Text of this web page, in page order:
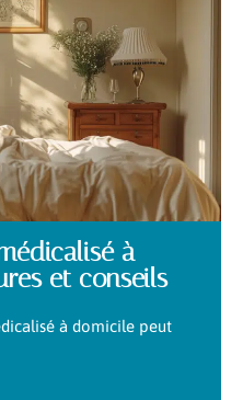
à
et conseils
à domicile peut